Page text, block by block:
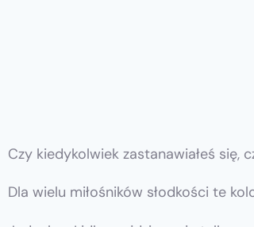
Czy kiedykolwiek zastanawiałeś
Dla wielu miłośników słodkości te